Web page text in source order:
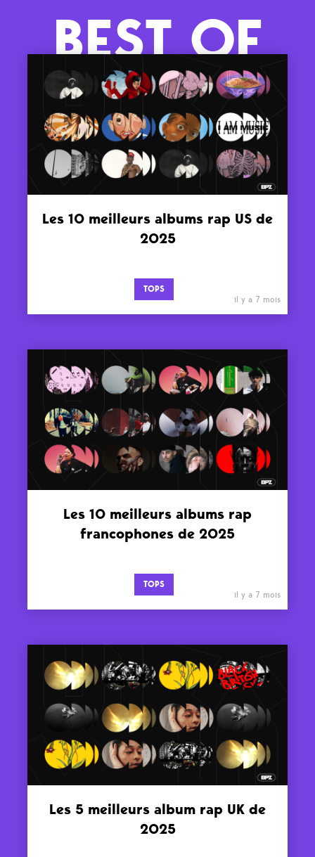
BEST OF
Les 10 meilleurs albums rap US de
2025
TOPS
il y a 7 mois
Les 10 meilleurs albums rap
francophones de 2025
TOPS
il y a 7 mois
Les 5 meilleurs album rap UK de
2025